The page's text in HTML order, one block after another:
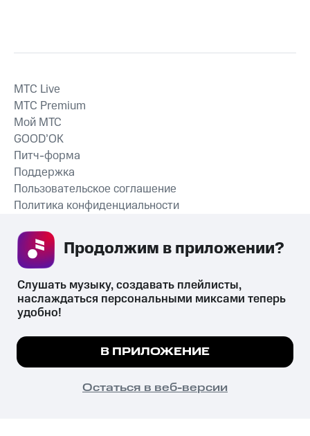
СКАЧАТЬ ПРИЛОЖЕНИЕ
MTС Live
MTС Premium
Мой МТС
GOOD’OK
Питч-форма
Поддержка
Пользовательское соглашение
Политика конфиденциальности
психотропных веществ, их аналогов причиняет вред здоровью,
их незаконный оборот запрещён и влечёт установленную
законодательством ответственность.
© 2026 ООО «КИОН».
Все права защищены
Мы используем куки, чтобы на сайте все
Подробнее
ПОНЯТНО
Слушать музыку, создавать плейлисты,
наслаждаться персональными миксами теперь
удобно!
В ПРИЛОЖЕНИЕ
Остаться в веб-версии